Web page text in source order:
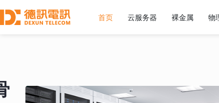
首页 云服务器 裸金属 物